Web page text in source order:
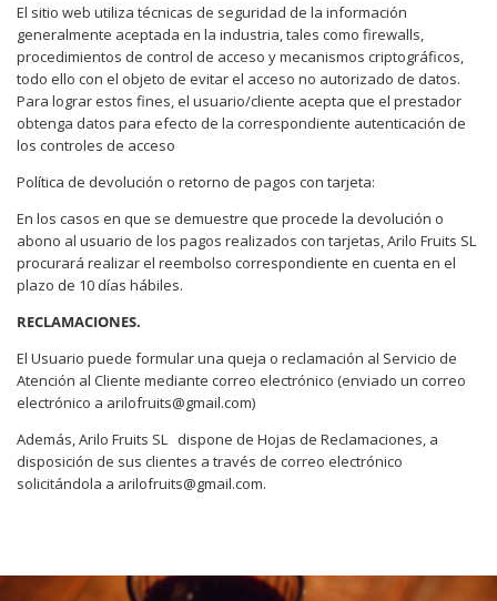
El sitio web utiliza técnicas de seguridad de la información
generalmente aceptada en la industria, tales como firewalls,
procedimientos de control de acceso y mecanismos criptográficos,
todo ello con el objeto de evitar el acceso no autorizado de datos.
Para lograr estos fines, el usuario/cliente acepta que el prestador
obtenga datos para efecto de la correspondiente autenticación de
los controles de acceso
Política de devolución o retorno de pagos con tarjeta:
En los casos en que se demuestre que procede la devolución o
abono al usuario de los pagos realizados con tarjetas, Arilo Fruits SL
procurará realizar el reembolso correspondiente en cuenta en el
plazo de 10 días hábiles.
RECLAMACIONES.
El Usuario puede formular una queja o reclamación al Servicio de
Atención al Cliente mediante correo electrónico (enviado un correo
electrónico a arilofruits@gmail.com)
Además, Arilo Fruits SL
dispone de Hojas de Reclamaciones, a
disposición de sus clientes a través de correo electrónico
solicitándola a arilofruits@gmail.com.